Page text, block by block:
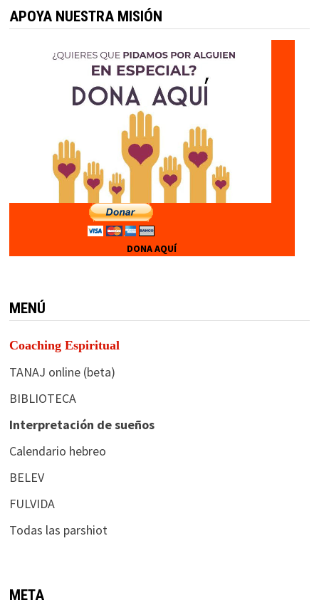
APOYA NUESTRA MISIÓN
DONA AQUÍ
MENÚ
Coaching Espiritual
TANAJ online (beta)
BIBLIOTECA
Interpretación de sueños
Calendario hebreo
BELEV
FULVIDA
Todas las parshiot
META